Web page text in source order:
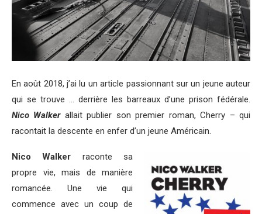
En août 2018, j’ai lu un article passionnant sur un jeune auteur
qui se trouve … derrière les barreaux d’une prison fédérale.
Nico Walkerallait publier son premier roman, Cherry – qui
racontait la descente en enfer d’un jeune Américain.
Nico Walker raconte sa
propre vie, mais de manière
romancée. Une vie qui
commence avec un coup de